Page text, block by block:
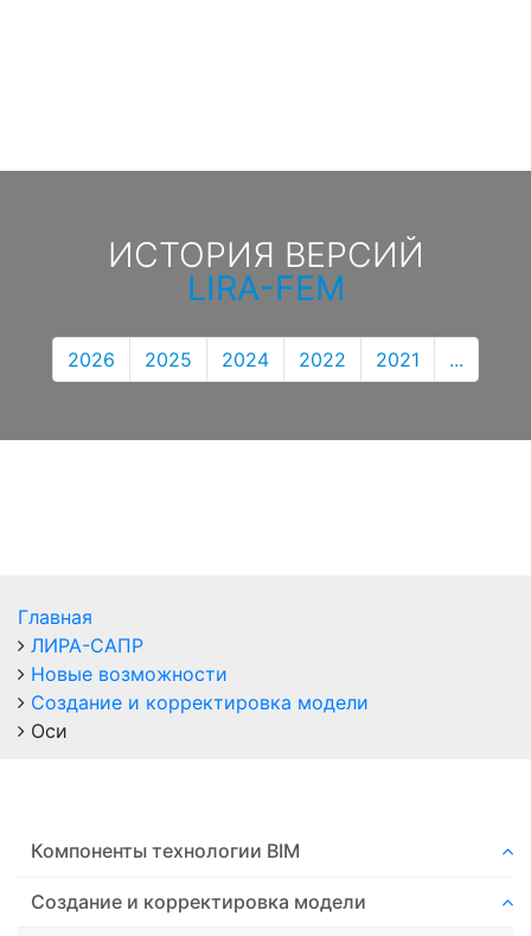
ИСТОРИЯ ВЕРСИЙ
LIRA-FEM
2026 2025 2024 2022 2021 ...
Главная
ЛИРА-САПР
Новые возможности
Создание и корректировка модели
Оси
Компоненты технологии ВIM
Создание и корректировка модели